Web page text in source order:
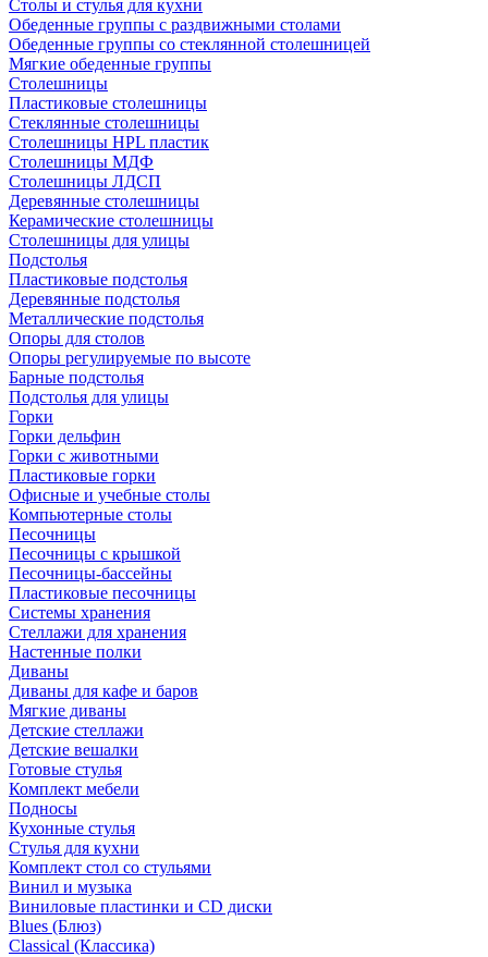
Столы и стулья для кухни
Обеденные группы с раздвижными столами
Обеденные группы со стеклянной столешницей
Мягкие обеденные группы
Столешницы
Пластиковые столешницы
Стеклянные столешницы
Столешницы HPL пластик
Столешницы МДФ
Столешницы ЛДСП
Деревянные столешницы
Керамические столешницы
Столешницы для улицы
Подстолья
Пластиковые подстолья
Деревянные подстолья
Металлические подстолья
Опоры для столов
Опоры регулируемые по высоте
Барные подстолья
Подстолья для улицы
Горки
Горки дельфин
Горки с животными
Пластиковые горки
Офисные и учебные столы
Компьютерные столы
Песочницы
Песочницы с крышкой
Песочницы-бассейны
Пластиковые песочницы
Системы хранения
Стеллажи для хранения
Настенные полки
Диваны
Диваны для кафе и баров
Мягкие диваны
Детские стеллажи
Детские вешалки
Готовые стулья
Комплект мебели
Подносы
Кухонные стулья
Стулья для кухни
Комплект стол со стульями
Винил и музыка
Виниловые пластинки и CD диски
Blues (Блюз)
Classical (Классика)